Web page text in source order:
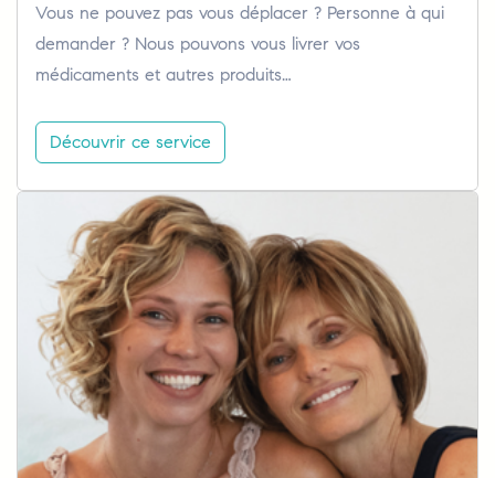
Vous ne pouvez pas vous déplacer ? Personne à qui
demander ? Nous pouvons vous livrer vos
médicaments et autres produits…
Découvrir ce service